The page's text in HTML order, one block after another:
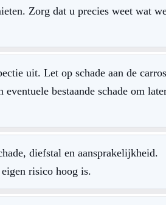
Zorg dat u precies weet wat
uit. Let op schade aan de
bestaande schade om
diefstal en aansprakelijkheid.
risico hoog is.